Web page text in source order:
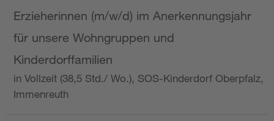
Erzieherinnen (m/w/d) im Anerkennungsjahr
für unsere Wohngruppen und
Kinderdorffamilien
in Vollzeit (38,5 Std./ Wo.), SOS-Kinderdorf Oberpfalz,
Immenreuth